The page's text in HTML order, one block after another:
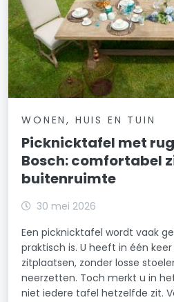
WONEN, HUIS EN TUIN
Picknicktafel met
Bosch: comfortabel
buitenruimte
30 mei 2026
Een picknicktafel wordt vaak
praktisch is. U heeft in één
zitplaatsen, zonder losse
neerzetten. Toch merkt u in
niet iedere tafel hetzelfde zit.